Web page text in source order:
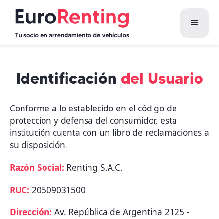
Identificación del Usuario
Conforme a lo establecido en el código de
protección y defensa del consumidor, esta
institución cuenta con un libro de reclamaciones a
su disposición.
Razón Social: Renting S.A.C.
RUC: 20509031500
Dirección: Av. República de Argentina 2125 -